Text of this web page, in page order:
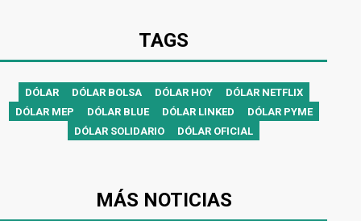
TAGS
DÓLAR DÓLAR BOLSA DÓLAR HOY
DÓLAR NETFLIX
DÓLAR MEP
DÓLAR BLUE DÓLAR LINKED
DÓLAR PYME
DÓLAR SOLIDARIO
DÓLAR OFICIAL
MÁS NOTICIAS